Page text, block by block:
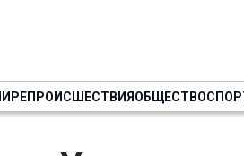
ПРОИСШЕСТВИЯОБЩЕСТВО